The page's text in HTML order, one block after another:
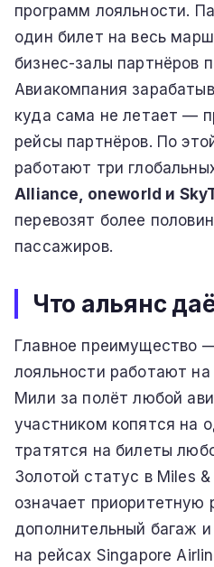
программ лояльности.
один билет на весь
бизнес-залы партнёров
Авиакомпания
куда сама не летает —
рейсы партнёров. По
работают три
Alliance, oneworld и
перевозят более
пассажиров.
Что альянс
Главное преимущество
лояльности работают
Мили за полёт любой
участником копятся на
тратятся на билеты
Золотой статус в Miles
означает приоритетную
дополнительный багаж
на рейсах Singapore